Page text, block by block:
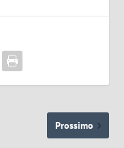
Prossimo